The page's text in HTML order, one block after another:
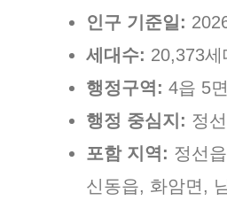
인구 기준일:
세대수: 20,373세
행정구역: 4읍 5면
행정 중심지: 정
포함 지역: 정선
신동읍, 화암면,